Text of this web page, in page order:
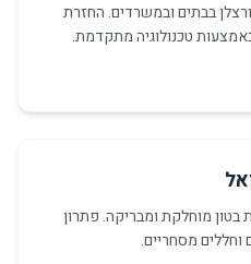
בבתים ובמשרדים. החזרת
טכנולוגיה מתקדמת.
בטון מוחלקת ומבריקה. פתרון
וחללים מסחריים.